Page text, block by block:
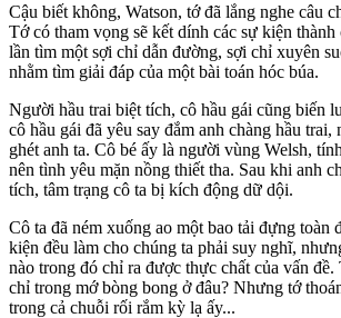
Cậu biết không, Watson, tớ đã lắng nghe câu
Tớ có tham vọng sẽ kết dính các sự kiện
lần tìm một sợi chỉ dẫn đường, sợi chỉ xuyên
nhằm tìm giải đáp của một bài toán hóc búa.
Người hầu trai biệt tích, cô hầu gái cũng biến
cô hầu gái đã yêu say đắm anh chàng hầu trai,
ghét anh ta. Cô bé ấy là người vùng Welsh,
nên tình yêu mặn nồng thiết tha. Sau khi anh
tích, tâm trạng cô ta bị kích động dữ dội.
Cô ta đã ném xuống ao một bao tải đựng toàn
kiện đều làm cho chúng ta phải suy nghĩ,
nào trong đó chỉ ra được thực chất của vấn
chỉ trong mớ bòng bong ở đâu? Nhưng tớ
trong cả chuỗi rối rắm kỳ lạ ấy...